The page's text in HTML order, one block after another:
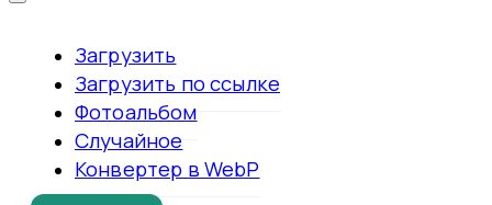
Загрузить
Загрузить по ссылке
Фотоальбом
Случайное
Конвертер в WebP